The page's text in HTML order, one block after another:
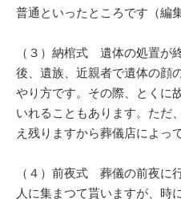
普通といったところです（編
（３）納棺式 遺体の処置が
後、遺族、近親者で遺体の顔
やり方です。その際、とくに
いれることもあります。ただ
え残りますから葬儀店によっ
（４）前夜式 葬儀の前夜に
人に集まつて貰いますが、時